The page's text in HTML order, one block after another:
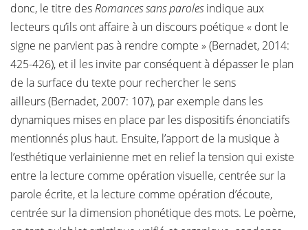
donc, le titre desRomances sans parolesindique aux
lecteurs qu’ils ont affaire à un discours poétique « dont le
signe ne parvient pas à rendre compte » (Bernadet, 2014:
425-426), et il les invite par conséquent à dépasser le plan
de la surface du texte pour rechercher le sens
ailleurs (Bernadet, 2007: 107), par exemple dans les
dynamiques mises en place par les dispositifs énonciatifs
mentionnés plus haut. Ensuite, l’apport de la musique à
l’esthétique verlainienne met en relief la tension qui existe
entre la lecture comme opération visuelle, centrée sur la
parole écrite, et la lecture comme opération d’écoute,
centrée sur la dimension phonétique des mots. Le poème,